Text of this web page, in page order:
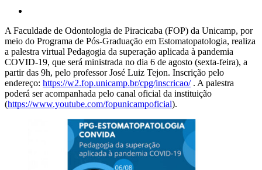
A Faculdade de Odontologia de Piracicaba (FOP) da Unicamp, por
meio do Programa de Pós-Graduação em Estomatopatologia, realiza
a palestra virtual Pedagogia da superação aplicada à pandemia
COVID-19, que será ministrada no dia 6 de agosto (sexta-feira), a
partir das 9h, pelo professor José Luiz Tejon. Inscrição pelo
endereço: https://w2.fop.unicamp.br/cpg/inscricao/. A palestra
poderá ser acompanhada pelo canal oficial da instituição
(https://www.youtube.com/fopunicampoficial).